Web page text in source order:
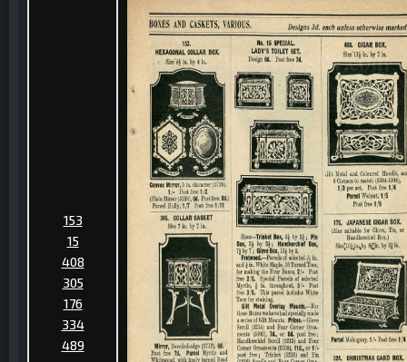
153
15
408
305
176
334
489